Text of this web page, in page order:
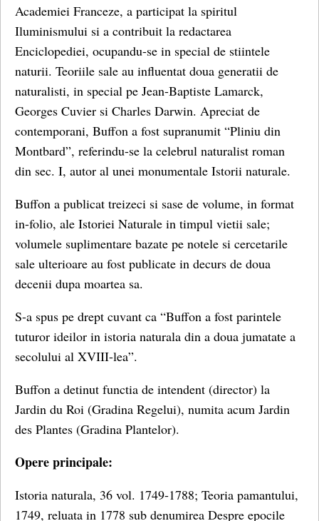
Academiei Franceze, a participat la spiritul
Iluminismului si a contribuit la redactarea
Enciclopediei, ocupandu-se in special de stiintele
naturii. Teoriile sale au influentat doua generatii de
naturalisti, in special pe Jean-Baptiste Lamarck,
Georges Cuvier si Charles Darwin. Apreciat de
contemporani, Buffon a fost supranumit “Pliniu din
Montbard”, referindu-se la celebrul naturalist roman
din sec. I, autor al unei monumentale Istorii naturale.
Buffon a publicat treizeci si sase de volume, in format
in-folio, ale Istoriei Naturale in timpul vietii sale;
volumele suplimentare bazate pe notele si cercetarile
sale ulterioare au fost publicate in decurs de doua
decenii dupa moartea sa.
S-a spus pe drept cuvant ca “Buffon a fost parintele
tuturor ideilor in istoria naturala din a doua jumatate a
secolului al XVIII-lea”.
Buffon a detinut functia de intendent (director) la
Jardin du Roi (Gradina Regelui), numita acum Jardin
des Plantes (Gradina Plantelor).
Opere principale:
Istoria naturala, 36 vol. 1749-1788; Teoria pamantului,
1749, reluata in 1778 sub denumirea Despre epocile